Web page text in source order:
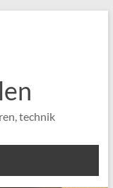
technik